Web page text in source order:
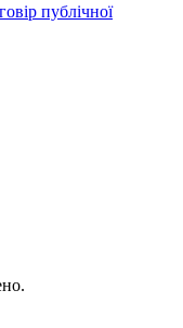
публічної